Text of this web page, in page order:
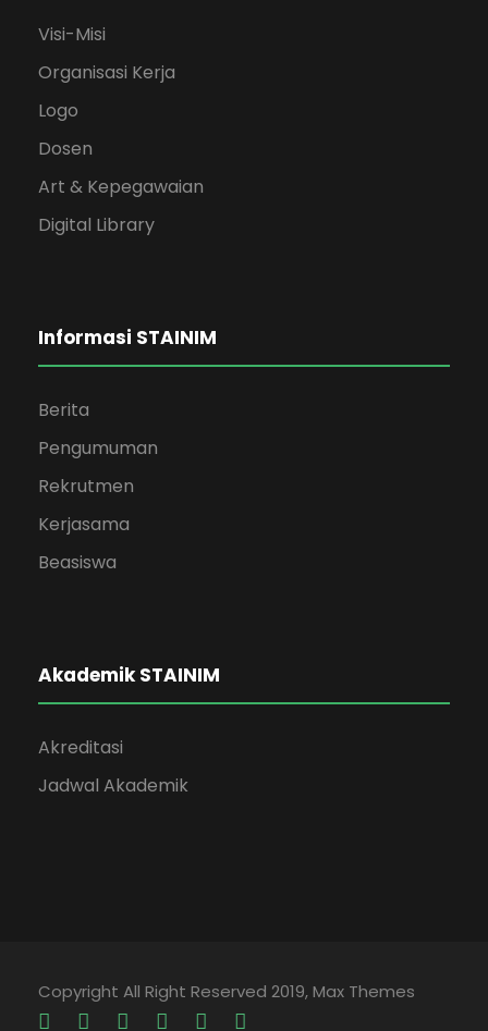
Visi-Misi
Organisasi Kerja
Logo
Dosen
Art & Kepegawaian
Digital Library
Informasi STAINIM
Berita
Pengumuman
Rekrutmen
Kerjasama
Beasiswa
Akademik STAINIM
Akreditasi
Jadwal Akademik
Copyright All Right Reserved 2019, Max Themes